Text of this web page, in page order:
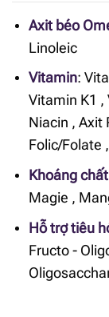
Axit béo
Linoleic
Vitamin:
Vitamin K1 ,
Niacin , Axit
Folic/Folate ,
Khoáng chất
Magie ,
Hỗ trợ tiêu
Fructo -